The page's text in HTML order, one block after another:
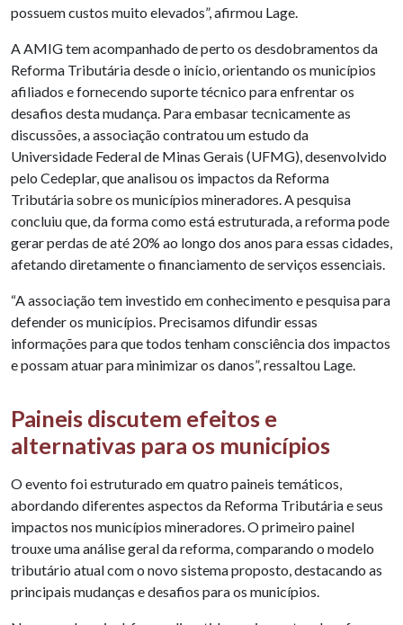
possuem custos muito elevados”, afirmou Lage.
A AMIG tem acompanhado de perto os desdobramentos da
Reforma Tributária desde o início, orientando os municípios
afiliados e fornecendo suporte técnico para enfrentar os
desafios desta mudança. Para embasar tecnicamente as
discussões, a associação contratou um estudo da
Universidade Federal de Minas Gerais (UFMG), desenvolvido
pelo Cedeplar, que analisou os impactos da Reforma
Tributária sobre os municípios mineradores. A pesquisa
concluiu que, da forma como está estruturada, a reforma pode
gerar perdas de até 20% ao longo dos anos para essas cidades,
afetando diretamente o financiamento de serviços essenciais.
“A associação tem investido em conhecimento e pesquisa para
defender os municípios. Precisamos difundir essas
informações para que todos tenham consciência dos impactos
e possam atuar para minimizar os danos”, ressaltou Lage.
Paineis discutem efeitos e
alternativas para os municípios
O evento foi estruturado em quatro paineis temáticos,
abordando diferentes aspectos da Reforma Tributária e seus
impactos nos municípios mineradores. O primeiro painel
trouxe uma análise geral da reforma, comparando o modelo
tributário atual com o novo sistema proposto, destacando as
principais mudanças e desafios para os municípios.